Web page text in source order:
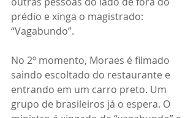
prédio e xinga o magistrado:
“Vagabundo”.
No 2º momento, Moraes é filmado
saindo escoltado do restaurante e
entrando em um carro preto. Um
grupo de brasileiros já o espera. O